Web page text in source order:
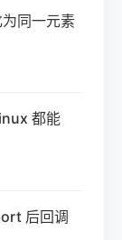
同一元素
都能
后回调